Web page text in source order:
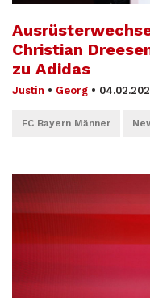
Christian
zu Adidas
Justin • Georg •
FC Bayern Männer